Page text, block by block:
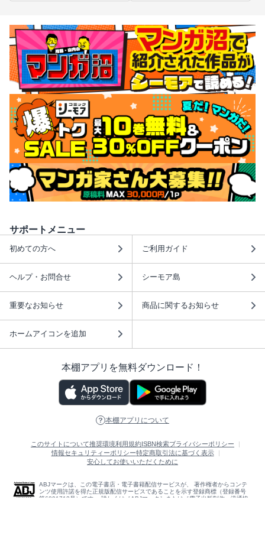
サポートメニュー
初めての方へ ご利用ガイド
ヘルプ・お問合せ シーモア島
重要なお知らせ 商品に関するお知らせ
ホームアイコンを追加
本棚アプリを無料ダウンロード！
本棚アプリについて
このサイトについて推奨環境利用規約 ISBN検索プライバシーポリシー
情報セキュリティーポリシー特定商取引法に基づく表示
安心してお使いいただくために
ABJマークは、この電子書店・電子書籍配信サービスが、 著作権者からコンテ
ンツ使用許諾を得た正規版配信サービスであることを示す登録商標（登録番号
第6091713号）です。 詳しくは［ABJマーク］または［電子出版制作・流通協